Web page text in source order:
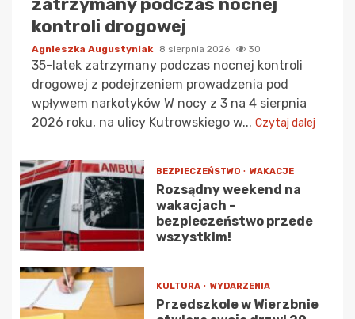
zatrzymany podczas nocnej
kontroli drogowej
Agnieszka Augustyniak 8 sierpnia 2026 30
35-latek zatrzymany podczas nocnej kontroli
drogowej z podejrzeniem prowadzenia pod
wpływem narkotyków W nocy z 3 na 4 sierpnia
2026 roku, na ulicy Kutrowskiego w... Czytaj dalej
BEZPIECZEŃSTWO WAKACJE
Rozsądny weekend na
wakacjach –
bezpieczeństwo przede
wszystkim!
KULTURA WYDARZENIA
Przedszkole w Wierzbnie